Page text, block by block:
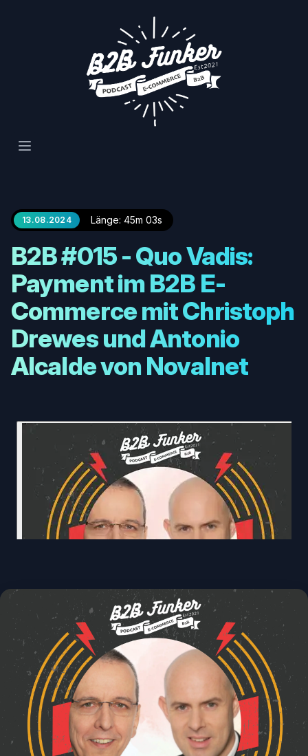
Open main menu
13.08.2024 Länge: 45m 03s
B2B #015 - Quo Vadis:
Payment im B2B E-
Commerce mit Christoph
Drewes und Antonio
Alcalde von Novalnet